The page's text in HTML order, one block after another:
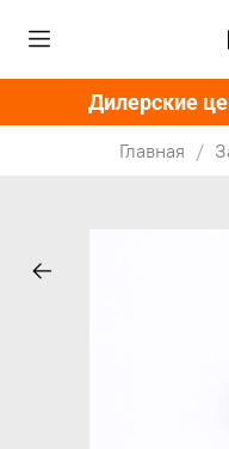
Дилерские
Главная